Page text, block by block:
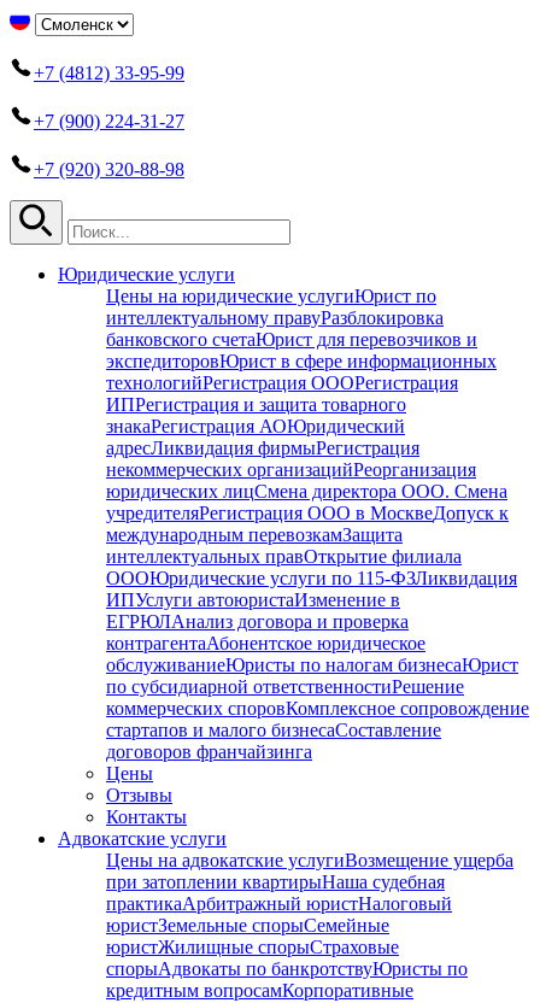
+7 (4812) 33-95-99
+7 (900) 224-31-27
+7 (920) 320-88-98
Юридические услуги
Цены на юридические услугиЮрист по
интеллектуальному правуРазблокировка
банковского счетаЮрист для перевозчиков и
экспедиторовЮрист в сфере информационных
технологийРегистрация ОООРегистрация
ИПРегистрация и защита товарного
знакаРегистрация АОЮридический
адресЛиквидация фирмыРегистрация
некоммерческих организацийРеорганизация
юридических лицСмена директора ООО. Смена
учредителяРегистрация ООО в МосквеДопуск к
международным перевозкамЗащита
интеллектуальных правОткрытие филиала
ОООЮридические услуги по 115-ФЗЛиквидация
ИПУслуги автоюристаИзменение в
ЕГРЮЛАнализ договора и проверка
контрагентаАбонентское юридическое
обслуживаниеЮристы по налогам бизнесаЮрист
по субсидиарной ответственностиРешение
коммерческих споровКомплексное сопровождение
стартапов и малого бизнесаСоставление
договоров франчайзинга
Цены
Отзывы
Контакты
Адвокатские услуги
Цены на адвокатские услугиВозмещение ущерба
при затоплении квартирыНаша судебная
практикаАрбитражный юристНалоговый
юристЗемельные спорыСемейные
юристЖилищные спорыСтраховые
спорыАдвокаты по банкротствуЮристы по
кредитным вопросамКорпоративные